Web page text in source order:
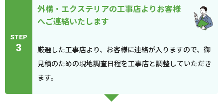
STEP
3
外構・エクステリアの工事店よりお客様
へご連絡いたします
厳選した工事店より、お客様に連絡が入りますので、御
見積のための現地調査日程を工事店と調整していただき
ます。